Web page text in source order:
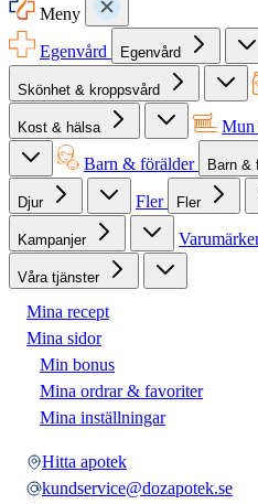
Meny
Egenvård
Egenvård
Skönhet & kroppsvård
Kost & hälsa Mun
Barn & förälder Barn &
Djur Fler Fler
Kampanjer
Våra tjänster
Mina recept
Mina sidor
Min bonus
Mina ordrar & favoriter
Mina inställningar
Hitta apotek
kundservice@dozapotek.se